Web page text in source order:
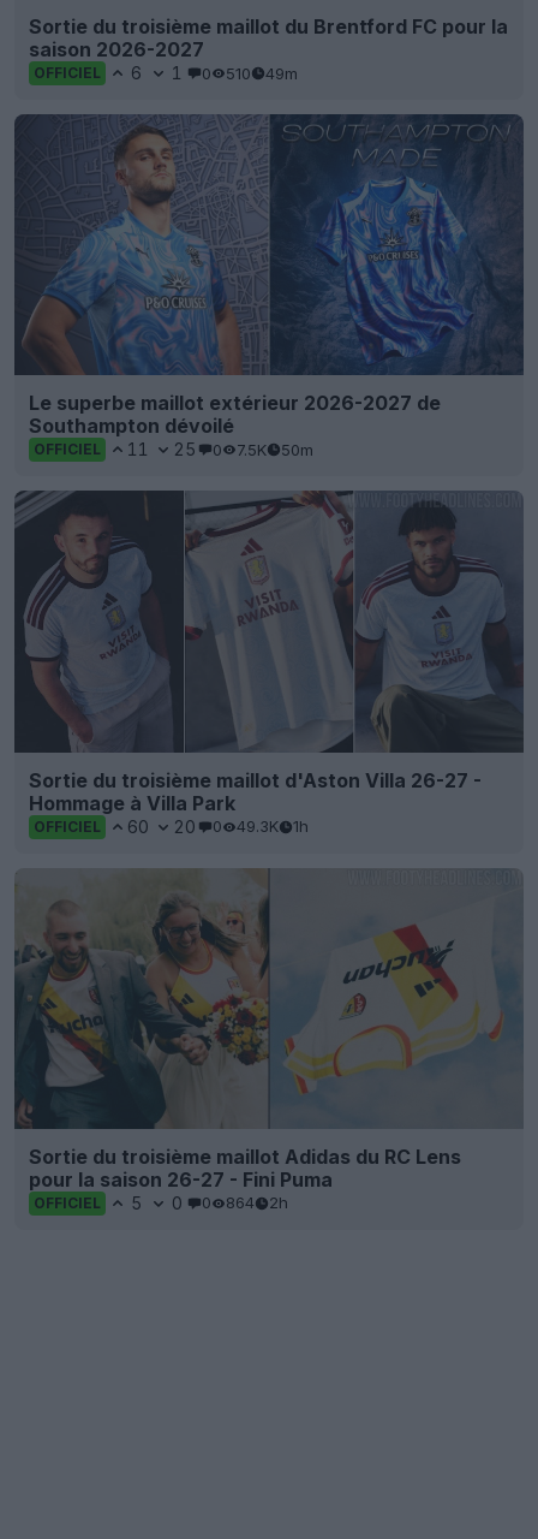
Sortie du troisième maillot du Brentford FC pour la
saison 2026-2027
OFFICIEL 6 1 0 510 49m
Le superbe maillot extérieur 2026-2027 de
Southampton dévoilé
OFFICIEL 11 25 0 7.5K 50m
Sortie du troisième maillot d'Aston Villa 26-27 -
Hommage à Villa Park
OFFICIEL 60 20 0 49.3K 1h
Sortie du troisième maillot Adidas du RC Lens
pour la saison 26-27 - Fini Puma
OFFICIEL 5 0 0 864 2h